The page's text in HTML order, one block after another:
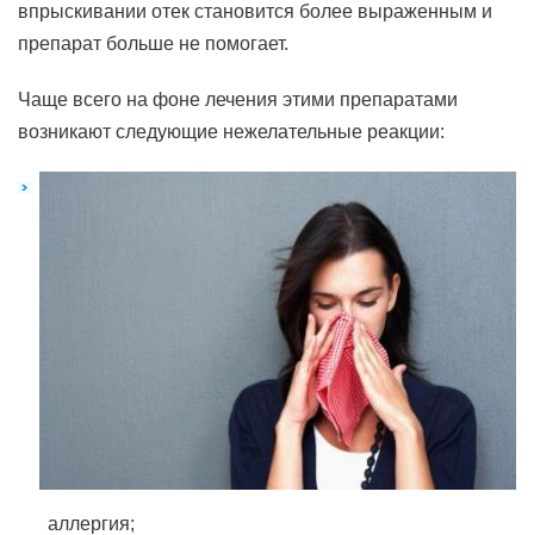
впрыскивании отек становится более выраженным и
препарат больше не помогает.
Чаще всего на фоне лечения этими препаратами
возникают следующие нежелательные реакции:
аллергия;